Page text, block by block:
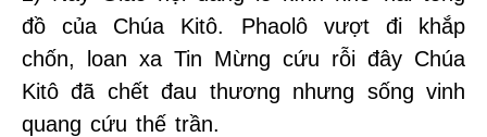
đồ của Chúa Kitô. Phaolô vượt đi khắp
chốn, loan xa Tin Mừng cứu rỗi đây Chúa
Kitô đã chết đau thương nhưng sống vinh
quang cứu thế trần.